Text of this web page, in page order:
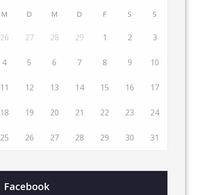
M D M D F S S
26 27 28 29 1 2 3
4 5 6 7 8 9 10
11 12 13 14 15 16 17
18 19 20 21 22 23 24
25 26 27 28 29 30 31
Facebook